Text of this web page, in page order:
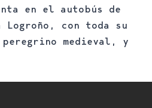
en el autobús de
con toda su
medieval, y